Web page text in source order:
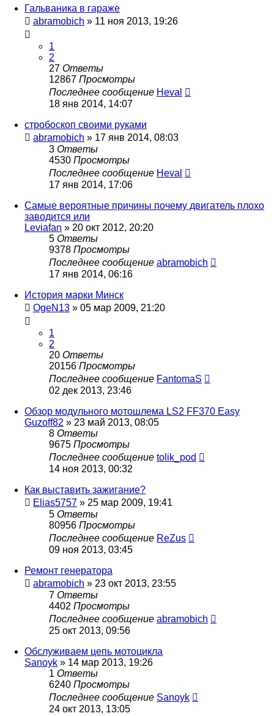
Гальваника в гараже
abramobich » 11 ноя 2013, 19:26
1
2
27 Ответы
12867 Просмотры
Последнее сообщение Heval
18 янв 2014, 14:07
стробоскоп своими руками
abramobich » 17 янв 2014, 08:03
3 Ответы
4530 Просмотры
Последнее сообщение Heval
17 янв 2014, 17:06
Самые вероятные причины почему двигатель плохо
заводится или
Leviafan » 20 окт 2012, 20:20
5 Ответы
9378 Просмотры
Последнее сообщение abramobich
17 янв 2014, 06:16
История марки Минск
OgeN13 » 05 мар 2009, 21:20
1
2
20 Ответы
20156 Просмотры
Последнее сообщение FantomaS
02 дек 2013, 23:46
Обзор модульного мотошлема LS2 FF370 Easy
Guzoff82 » 23 май 2013, 08:05
8 Ответы
9675 Просмотры
Последнее сообщение tolik_pod
14 ноя 2013, 00:32
Как выставить зажигание?
Elias5757 » 25 мар 2009, 19:41
5 Ответы
80956 Просмотры
Последнее сообщение ReZus
09 ноя 2013, 03:45
Ремонт генератора
abramobich » 23 окт 2013, 23:55
7 Ответы
4402 Просмотры
Последнее сообщение abramobich
25 окт 2013, 09:56
Обслуживаем цепь мотоцикла
Sanoyk » 14 мар 2013, 19:26
1 Ответы
6240 Просмотры
Последнее сообщение Sanoyk
24 окт 2013, 13:05